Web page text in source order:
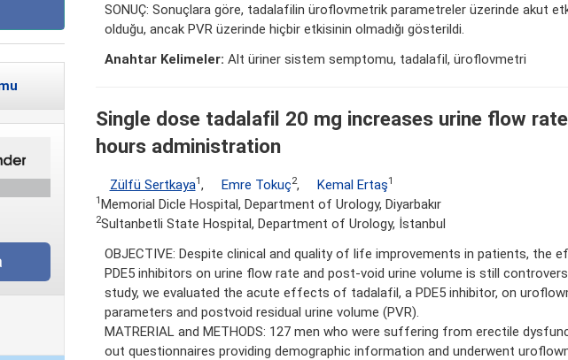
SONUÇ: Sonuçlara göre, tadalafilin üroflovmetrik parametreler üzerinde akut
olduğu, ancak PVR üzerinde hiçbir etkisinin olmadığı gösterildi.
Anahtar Kelimeler: Alt üriner sistem semptomu, tadalafil, üroflovmetri
Single dose tadalafil 20 mg increases urine flow
hours administration
Zülfü Sertkaya1, Emre Tokuç2, Kemal Ertaş1
1Memorial Dicle Hospital, Department of Urology, Diyarbakır
2Sultanbetli State Hospital, Department of Urology, İstanbul
OBJECTIVE: Despite clinical and quality of life improvements in patients, the
PDE5 inhibitors on urine flow rate and post-void urine volume is still
study, we evaluated the acute effects of tadalafil, a PDE5 inhibitor, on
parameters and postvoid residual urine volume (PVR).
MATRERIAL and METHODS: 127 men who were suffering from erectile
out questionnaires providing demographic information and underwent